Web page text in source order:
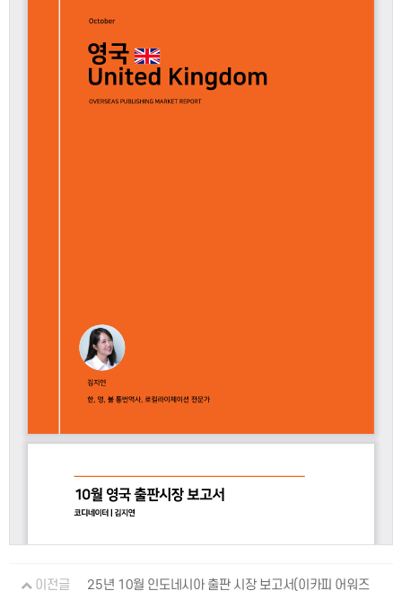
이전글 25년 10월 인도네시아 출판 시장 보고서(이카피 어워즈